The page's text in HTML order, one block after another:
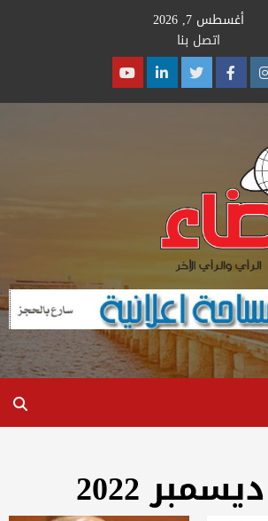
أغسطس 7, 2026
اتصل بنا
Instagram
Facebook
Twitter
Linkedin
Youtube
ديسمبر 2022